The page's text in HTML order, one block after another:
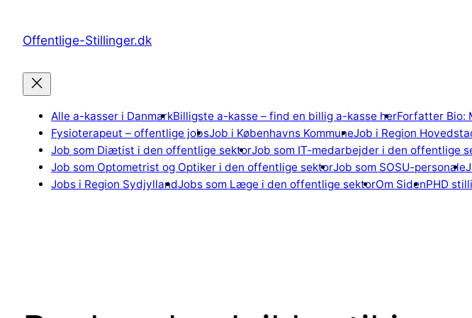
indholdOffentlige-Stillinger.dk
Alle a-kasser i DanmarkBilligste a-kasse – find en billig a-kasse herForfatter Bio:
Fysioterapeut – offentlige jobsJob i Københavns KommuneJob i Region
Job som Diætist i den offentlige sektorJob som IT-medarbejder i den offentlige
Job som Optometrist og Optiker i den offentlige sektorJob som SOSU-personale
Jobs i Region SydjyllandJobs som Læge i den offentlige sektorOm SidenPHD